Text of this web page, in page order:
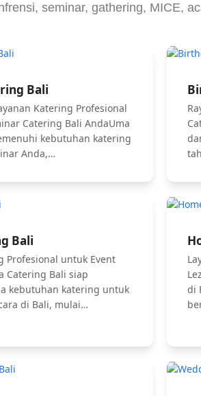
seminar, gathering, MICE,
Bali
Katering Profesional
Catering Bali AndaUma
kebutuhan katering
Anda,…
Bali
Profesional untuk Event
Catering Bali siap
kebutuhan katering untuk
di Bali, mulai…
di